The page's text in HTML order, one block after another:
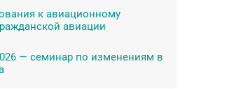
к авиационному
авиации
— семинар по изменениям в